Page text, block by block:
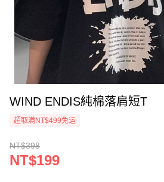
WIND ENDIS純棉落肩短T
超取满NT$499免运
NT$398
NT$199